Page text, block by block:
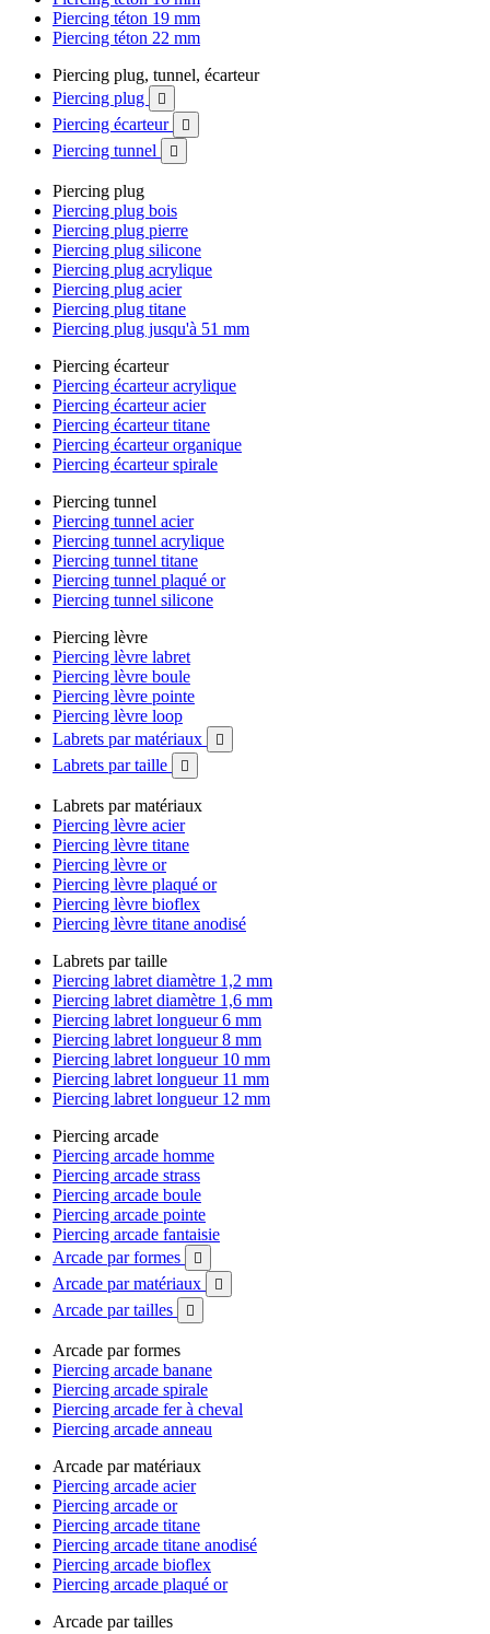
Piercing téton 19 mm
Piercing téton 22 mm
Piercing plug, tunnel, écarteur
Piercing plug

Piercing écarteur 
Piercing tunnel 
Piercing plug
Piercing plug bois
Piercing plug pierre
Piercing plug silicone
Piercing plug acrylique
Piercing plug acier
Piercing plug titane
Piercing plug jusqu'à 51 mm
Piercing écarteur
Piercing écarteur acrylique
Piercing écarteur acier
Piercing écarteur titane
Piercing écarteur organique
Piercing écarteur spirale
Piercing tunnel
Piercing tunnel acier
Piercing tunnel acrylique
Piercing tunnel titane
Piercing tunnel plaqué or
Piercing tunnel silicone
Piercing lèvre
Piercing lèvre labret
Piercing lèvre boule
Piercing lèvre pointe
Piercing lèvre loop
Labrets par matériaux

Labrets par taille 
Labrets par matériaux
Piercing lèvre acier
Piercing lèvre titane
Piercing lèvre or
Piercing lèvre plaqué or
Piercing lèvre bioflex
Piercing lèvre titane anodisé
Labrets par taille
Piercing labret diamètre 1,2 mm
Piercing labret diamètre 1,6 mm
Piercing labret longueur 6 mm
Piercing labret longueur 8 mm
Piercing labret longueur 10 mm
Piercing labret longueur 11 mm
Piercing labret longueur 12 mm
Piercing arcade
Piercing arcade homme
Piercing arcade strass
Piercing arcade boule
Piercing arcade pointe
Piercing arcade fantaisie
Arcade par formes

Arcade par matériaux 
Arcade par tailles 
Arcade par formes
Piercing arcade banane
Piercing arcade spirale
Piercing arcade fer à cheval
Piercing arcade anneau
Arcade par matériaux
Piercing arcade acier
Piercing arcade or
Piercing arcade titane
Piercing arcade titane anodisé
Piercing arcade bioflex
Piercing arcade plaqué or
Arcade par tailles